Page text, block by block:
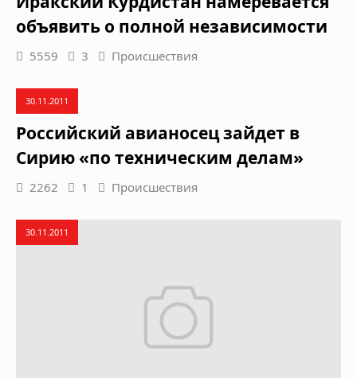
объявить о полной независимости
5559 3 Происшествия
30.11.2011
Российский авианосец зайдет в
Сирию «по техническим делам»
2262 1 Происшествия
30.11.2011